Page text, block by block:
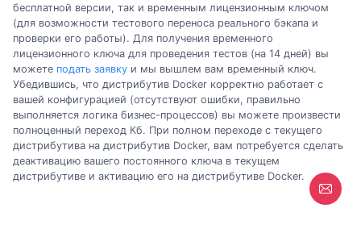
бесплатной версии, так и временным лицензионным ключом
(для возможности тестового переноса реального бэкапа и
проверки его работы). Для получения временного
лицензионного ключа для проведения тестов (на 14 дней) вы
можете подать заявку и мы вышлем вам временный ключ.
Убедившись, что дистрибутив Docker корректно работает с
вашей конфигурацией (отсутствуют ошибки, правильно
выполняется логика бизнес-процессов) вы можете произвести
полноценный переход Кб. При полном переходе с текущего
дистрибутива на дистрибутив Docker, вам потребуется сделать
деактивацию вашего постоянного ключа в текущем
дистрибутиве и активацию его на дистрибутиве Docker.